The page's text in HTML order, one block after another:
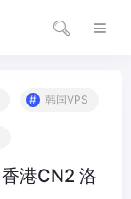
韩国VPS
港CN2 洛